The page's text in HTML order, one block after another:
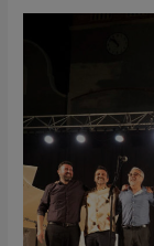
Band
XIII
Festival
de